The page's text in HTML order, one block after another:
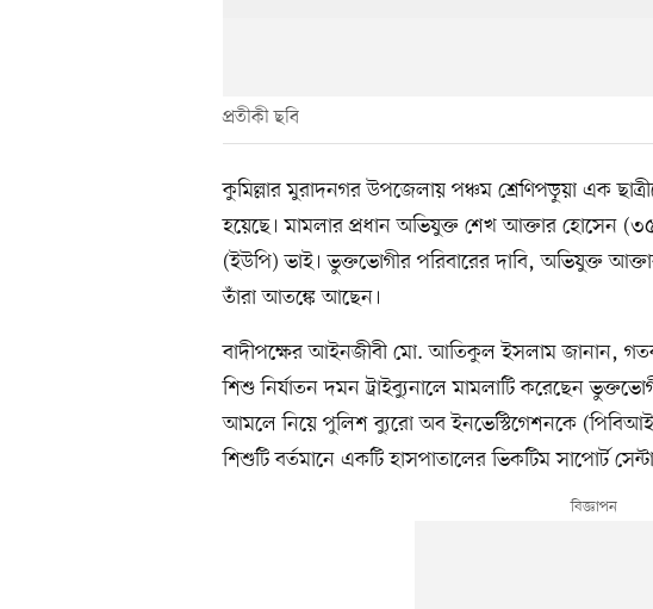
প্রতীকী ছবি
কুমিল্লার মুরাদনগর উপজেলায় পঞ্চম শ্রেণিপড়ুয়া এক
হয়েছে। মামলার প্রধান অভিযুক্ত শেখ আক্তার হোসেন
(ইউপি) ভাই। ভুক্তভোগীর পরিবারের দাবি, অভিযুক্ত
তাঁরা আতঙ্কে আছেন।
বাদীপক্ষের আইনজীবী মো. আতিকুল ইসলাম জানান,
শিশু নির্যাতন দমন ট্রাইব্যুনালে মামলাটি করেছেন
আমলে নিয়ে পুলিশ ব্যুরো অব ইনভেস্টিগেশনকে
শিশুটি বর্তমানে একটি হাসপাতালের ভিকটিম সাপোর্ট